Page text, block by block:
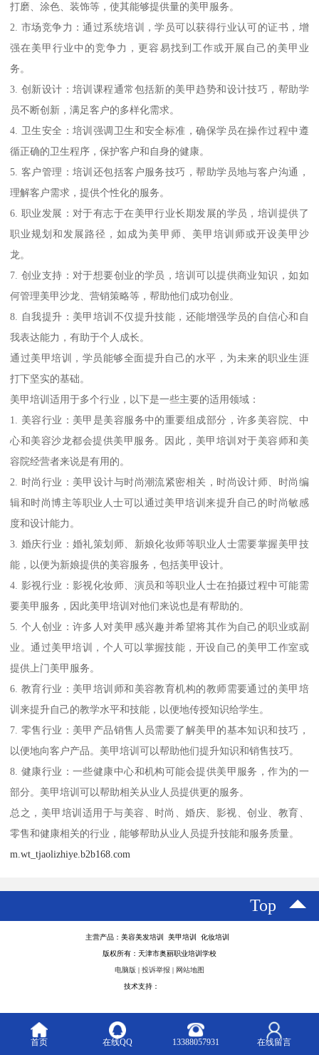
打磨、涂色、装饰等，使其能够提供量的美甲服务。
2. 市场竞争力：通过系统培训，学员可以获得行业认可的证书，增
强在美甲行业中的竞争力，更容易找到工作或开展自己的美甲业
务。
3. 创新设计：培训课程通常包括新的美甲趋势和设计技巧，帮助学
员不断创新，满足客户的多样化需求。
4. 卫生安全：培训强调卫生和安全标准，确保学员在操作过程中遵
循正确的卫生程序，保护客户和自身的健康。
5. 客户管理：培训还包括客户服务技巧，帮助学员地与客户沟通，
理解客户需求，提供个性化的服务。
6. 职业发展：对于有志于在美甲行业长期发展的学员，培训提供了
职业规划和发展路径，如成为美甲师、美甲培训师或开设美甲沙
龙。
7. 创业支持：对于想要创业的学员，培训可以提供商业知识，如如
何管理美甲沙龙、营销策略等，帮助他们成功创业。
8. 自我提升：美甲培训不仅提升技能，还能增强学员的自信心和自
我表达能力，有助于个人成长。
通过美甲培训，学员能够全面提升自己的水平，为未来的职业生涯
打下坚实的基础。
美甲培训适用于多个行业，以下是一些主要的适用领域：
1. 美容行业：美甲是美容服务中的重要组成部分，许多美容院、中
心和美容沙龙都会提供美甲服务。因此，美甲培训对于美容师和美
容院经营者来说是有用的。
2. 时尚行业：美甲设计与时尚潮流紧密相关，时尚设计师、时尚编
辑和时尚博主等职业人士可以通过美甲培训来提升自己的时尚敏感
度和设计能力。
3. 婚庆行业：婚礼策划师、新娘化妆师等职业人士需要掌握美甲技
能，以便为新娘提供的美容服务，包括美甲设计。
4. 影视行业：影视化妆师、演员和等职业人士在拍摄过程中可能需
要美甲服务，因此美甲培训对他们来说也是有帮助的。
5. 个人创业：许多人对美甲感兴趣并希望将其作为自己的职业或副
业。通过美甲培训，个人可以掌握技能，开设自己的美甲工作室或
提供上门美甲服务。
6. 教育行业：美甲培训师和美容教育机构的教师需要通过的美甲培
训来提升自己的教学水平和技能，以便地传授知识给学生。
7. 零售行业：美甲产品销售人员需要了解美甲的基本知识和技巧，
以便地向客户产品。美甲培训可以帮助他们提升知识和销售技巧。
8. 健康行业：一些健康中心和机构可能会提供美甲服务，作为的一
部分。美甲培训可以帮助相关从业人员提供更的服务。
总之，美甲培训适用于与美容、时尚、婚庆、影视、创业、教育、
零售和健康相关的行业，能够帮助从业人员提升技能和服务质量。
m.wt_tjaolizhiye.b2b168.com
Top
主营产品：美容美发培训 美甲培训 化妆培训
版权所有：天津市奥丽职业培训学校
电脑版 投诉举报 网站地图
技术支持：
首页 在线QQ 13388057931 在线留言